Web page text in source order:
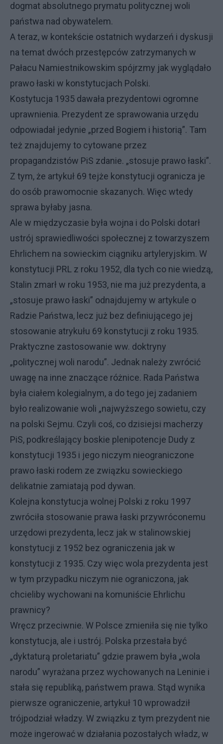
dogmat absolutnego prymatu politycznej woli
państwa nad obywatelem.
A teraz, w kontekście ostatnich wydarzeń i dyskusji
na temat dwóch przestępców zatrzymanych w
Pałacu Namiestnikowskim spójrzmy jak wyglądało
prawo łaski w konstytucjach Polski.
Kostytucja 1935 dawała prezydentowi ogromne
uprawnienia. Prezydent ze sprawowania urzędu
odpowiadał jedynie „przed Bogiem i historią”. Tam
też znajdujemy to cytowane przez
propagandzistów PiS zdanie. „stosuje prawo łaski”.
Z tym, że artykuł 69 tejże konstytucji ogranicza je
do osób prawomocnie skazanych. Więc wtedy
sprawa byłaby jasna.
Ale w międzyczasie była wojna i do Polski dotarł
ustrój sprawiedliwości społecznej z towarzyszem
Ehrlichem na sowieckim ciągniku artyleryjskim. W
konstytucji PRL z roku 1952, dla tych co nie wiedzą,
Stalin zmarł w roku 1953, nie ma już prezydenta, a
„stosuje prawo łaski” odnajdujemy w artykule o
Radzie Państwa, lecz już bez definiującego jej
stosowanie atrykułu 69 konstytucji z roku 1935.
Praktyczne zastosowanie ww. doktryny
„politycznej woli narodu”. Jednak należy zwrócić
uwagę na inne znaczące różnice. Rada Państwa
była ciałem kolegialnym, a do tego jej zadaniem
było realizowanie woli „najwyższego sowietu, czy
na polski Sejmu. Czyli coś, co dzisiejsi macherzy
PiS, podkreślający boskie plenipotencje Dudy z
konstytucji 1935 i jego niczym nieograniczone
prawo łaski rodem ze związku sowieckiego
delikatnie zamiatają pod dywan.
Kolejna konstytucja wolnej Polski z roku 1997
zwróciła stosowanie prawa łaski przywróconemu
urzędowi prezydenta, lecz jak w stalinowskiej
konstytucji z 1952 bez ograniczenia jak w
konstytucji z 1935. Czy więc wola prezydenta jest
w tym przypadku niczym nie ograniczona, jak
chcieliby wychowani na komuniście Ehrlichu
prawnicy?
Wręcz przeciwnie. W Polsce zmieniła się nie tylko
konstytucja, ale i ustrój. Polska przestała być
„dyktaturą proletariatu” gdzie prawem była „wola
narodu” wyrażana przez wychowanych na Leninie i
stała się republiką, państwem prawa. Stąd wynika
pierwsze ograniczenie, artykuł 10 wprowadził
trójpodział władzy. W związku z tym prezydent nie
może ingerować w działania pozostałych władz, w